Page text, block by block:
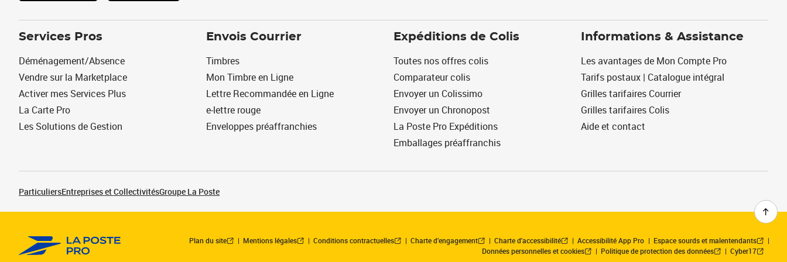
Services Pros
Déménagement/Absence
Vendre sur la Marketplace
Activer mes Services Plus
La Carte Pro
Les Solutions de Gestion
Envois Courrier
Timbres
Mon Timbre en Ligne
Lettre Recommandée en Ligne
e-lettre rouge
Enveloppes préaffranchies
Expéditions de Colis
Toutes nos offres colis
Comparateur colis
Envoyer un Colissimo
Envoyer un Chronopost
La Poste Pro Expéditions
Emballages préaffranchis
Informations & Assistance
Les avantages de Mon Compte Pro
Tarifs postaux | Catalogue intégral
Grilles tarifaires Courrier
Grilles tarifaires Colis
Aide et contact
ParticuliersEntreprises et CollectivitésGroupe La Poste
Plan du site Mentions légales Conditions contractuelles Charte d’engagement Charte d'accessibilité Accessibilité App Pro
Espace sourds et malentendants
Données personnelles et cookies
Politique de protection des données Cyber17